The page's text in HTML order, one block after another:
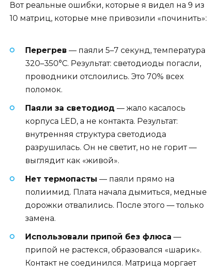
Вот реальные ошибки, которые я видел на 9 из
10 матриц, которые мне привозили «починить»:
Перегрев — паяли 5–7 секунд, температура
320–350°C. Результат: светодиоды погасли,
проводники отслоились. Это 70% всех
поломок.
Паяли за светодиод — жало касалось
корпуса LED, а не контакта. Результат:
внутренняя структура светодиода
разрушилась. Он не светит, но не горит —
выглядит как «живой».
Нет термопасты — паяли прямо на
полиимид. Плата начала дымиться, медные
дорожки отвалились. После этого — только
замена.
Использовали припой без флюса —
припой не растекся, образовался «шарик».
Контакт не соединился. Матрица моргает